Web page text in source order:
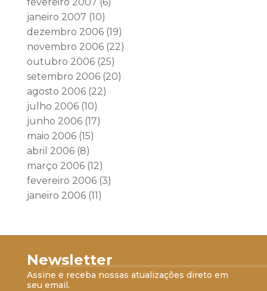
janeiro 2007 (10)
dezembro 2006(19)
novembro 2006(22)
outubro 2006(25)
setembro 2006(20)
agosto 2006(22)
julho 2006(10)
junho 2006(17)
maio 2006(15)
abril 2006(8)
março 2006(12)
fevereiro 2006(3)
janeiro 2006(11)
Newsletter
Assine e receba nossas atualizações direto em
seu email.